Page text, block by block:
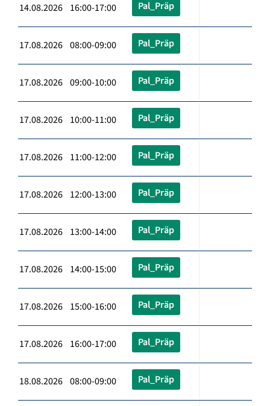
14.08.2026 16:00-17:00 Pal_Präp
17.08.2026 08:00-09:00 Pal_Präp
17.08.2026 09:00-10:00 Pal_Präp
17.08.2026 10:00-11:00 Pal_Präp
17.08.2026 11:00-12:00 Pal_Präp
17.08.2026 12:00-13:00 Pal_Präp
17.08.2026 13:00-14:00 Pal_Präp
17.08.2026 14:00-15:00 Pal_Präp
17.08.2026 15:00-16:00 Pal_Präp
17.08.2026 16:00-17:00 Pal_Präp
18.08.2026 08:00-09:00 Pal_Präp